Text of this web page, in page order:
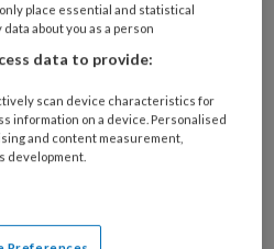
met naasten
is, komt in de
goede
en het nauw betrekken
zijn dringende
dan kun je als
place essential and statistical
about you as a person
data to provide:
scan device characteristics for
information on a device. Personalised
and content measurement,
development.